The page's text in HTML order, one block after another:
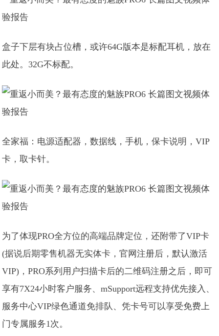
盒子下层有块占位槽，或许64G版本是标配耳机，放在
此处。32G不标配。
全家福：电源适配器，数据线，手机，保卡说明，VIP
卡，取卡针。
为了体现PRO全方位的高端品牌定位，还附带了VIP卡
(据说后期零售机器无实体卡，官网注册后，默认激活
VIP)，PRO系列用户扫描卡后的二维码注册之后，即可
享有7X24小时客户服务、mSupport远程支持优先接入、
服务中心VIP绿色通道免排队、凭卡号可以享受免费上
门专属服务1次。